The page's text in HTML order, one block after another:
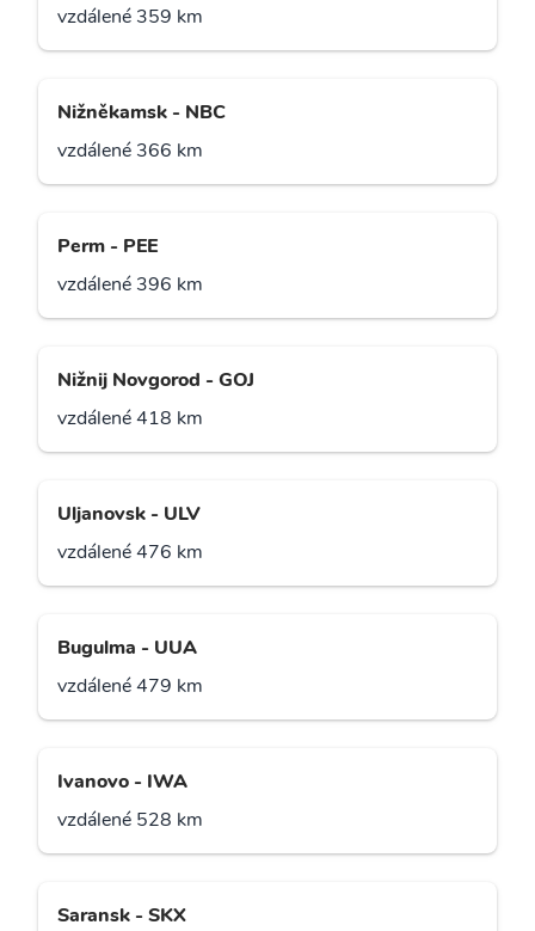
vzdálené 359 km
Nižněkamsk - NBC
vzdálené 366 km
Perm - PEE
vzdálené 396 km
Nižnij Novgorod - GOJ
vzdálené 418 km
Uljanovsk - ULV
vzdálené 476 km
Bugulma - UUA
vzdálené 479 km
Ivanovo - IWA
vzdálené 528 km
Saransk - SKX